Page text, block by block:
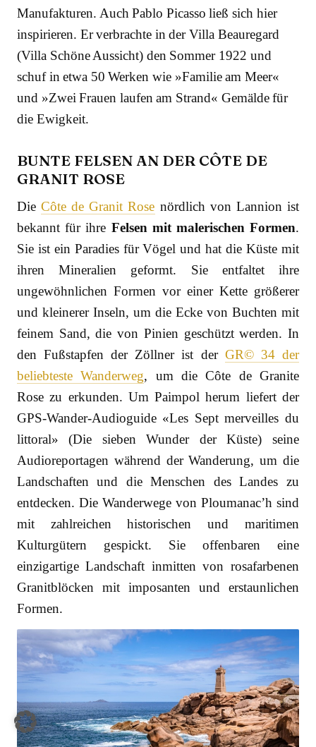
Manufakturen. Auch Pablo Picasso ließ sich hier
inspirieren. Er verbrachte in der Villa Beauregard
(Villa Schöne Aussicht) den Sommer 1922 und
schuf in etwa 50 Werken wie »Familie am Meer«
und »Zwei Frauen laufen am Strand« Gemälde für
die Ewigkeit.
BUNTE FELSEN AN DER CÔTE DE
GRANIT ROSE
DieCôte de Granit Rose nördlich von Lannion ist
bekannt für ihre Felsen mit malerischen Formen.
Sie ist ein Paradies für Vögel und hat die Küste mit
ihren Mineralien geformt. Sie entfaltet ihre
ungewöhnlichen Formen vor einer Kette größerer
und kleinerer Inseln, um die Ecke von Buchten mit
feinem Sand, die von Pinien geschützt werden. In
den Fußstapfen der Zöllner ist der GR© 34 der
beliebteste Wanderweg, um die Côte de Granite
Rose zu erkunden. Um Paimpol herum liefert der
GPS-Wander-Audioguide «Les Sept merveilles du
littoral» (Die sieben Wunder der Küste) seine
Audioreportagen während der Wanderung, um die
Landschaften und die Menschen des Landes zu
entdecken. Die Wanderwege von Ploumanac’h sind
mit zahlreichen historischen und maritimen
Kulturgütern gespickt. Sie offenbaren eine
einzigartige Landschaft inmitten von rosafarbenen
Granitblöcken mit imposanten und erstaunlichen
Formen.